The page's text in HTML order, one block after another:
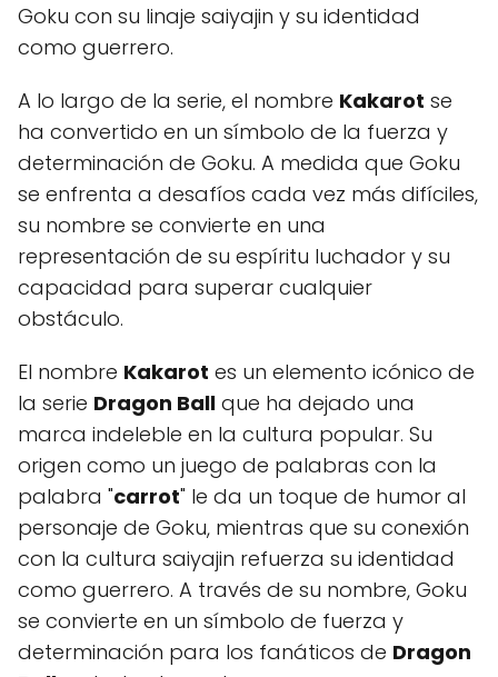
Goku con su linaje saiyajin y su identidad
como guerrero.
A lo largo de la serie, el nombre Kakarot se
ha convertido en un símbolo de la fuerza y
determinación de Goku. A medida que Goku
se enfrenta a desafíos cada vez más difíciles,
su nombre se convierte en una
representación de su espíritu luchador y su
capacidad para superar cualquier
obstáculo.
El nombre Kakarot es un elemento icónico de
la serie Dragon Ball que ha dejado una
marca indeleble en la cultura popular. Su
origen como un juego de palabras con la
palabra "carrot" le da un toque de humor al
personaje de Goku, mientras que su conexión
con la cultura saiyajin refuerza su identidad
como guerrero. A través de su nombre, Goku
se convierte en un símbolo de fuerza y
determinación para los fanáticos de Dragon